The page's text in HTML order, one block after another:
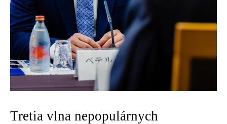
Tretia vlna nepopulárnych